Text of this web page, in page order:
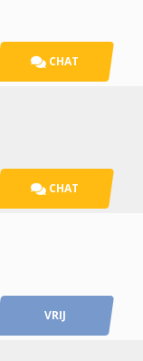
CHAT
CHAT
VRIJ